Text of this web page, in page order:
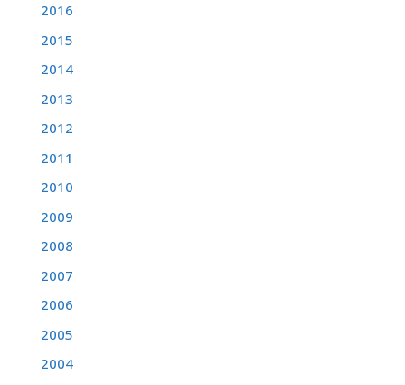
2016
2015
2014
2013
2012
2011
2010
2009
2008
2007
2006
2005
2004